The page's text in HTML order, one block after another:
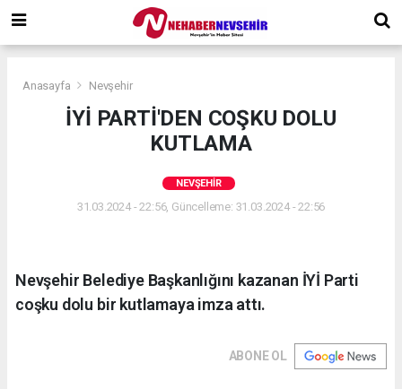
Anasayfa Nevşehir
İYİ PARTİ'DEN COŞKU DOLU
KUTLAMA
NEVŞEHIR
31.03.2024 - 22:56, Güncelleme: 31.03.2024 - 22:56
Nevşehir Belediye Başkanlığını kazanan İYİ Parti
coşku dolu bir kutlamaya imza attı.
ABONE OL